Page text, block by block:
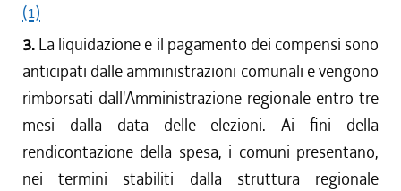
(1)
3. La liquidazione e il pagamento dei compensi sono
anticipati dalle amministrazioni comunali e vengono
rimborsati dall'Amministrazione regionale entro tre
mesi dalla data delle elezioni. Ai fini della
rendicontazione della spesa, i comuni presentano,
nei termini stabiliti dalla struttura regionale